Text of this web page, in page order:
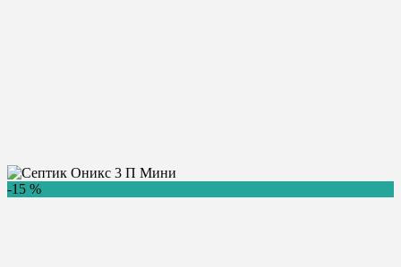
-15 %